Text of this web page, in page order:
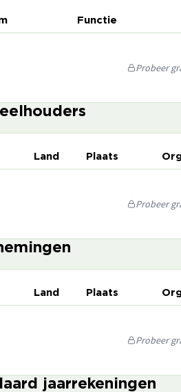
Functie
Probeer
Land Plaats
Probeer
Land Plaats
Probeer
jaarrekeningen